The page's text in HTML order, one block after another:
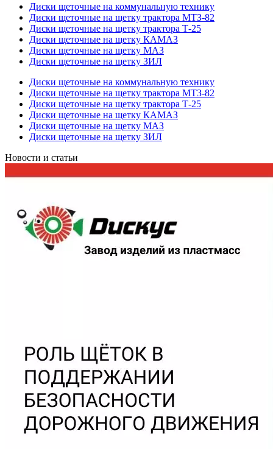
Диски щеточные на коммунальную технику
Диски щеточные на щетку трактора МТЗ-82
Диски щеточные на щетку трактора Т-25
Диски щеточные на щетку КАМАЗ
Диски щеточные на щетку МАЗ
Диски щеточные на щетку ЗИЛ
Диски щеточные на коммунальную технику
Диски щеточные на щетку трактора МТЗ-82
Диски щеточные на щетку трактора Т-25
Диски щеточные на щетку КАМАЗ
Диски щеточные на щетку МАЗ
Диски щеточные на щетку ЗИЛ
Новости и статьи